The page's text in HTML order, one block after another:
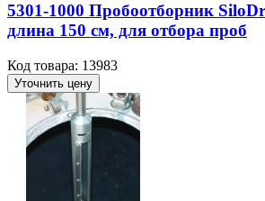
5301-1000 Пробоотборник
длина 150 см, для отбора проб
Код товара: 13983
Уточнить цену